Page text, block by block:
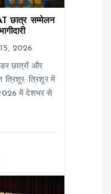
छात्र सम्मेलन
2026
छात्रों और
त्रिशूर: त्रिशूर में
2026 में देशभर से